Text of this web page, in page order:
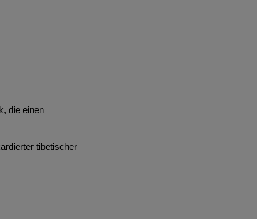
die einen
tibetischer